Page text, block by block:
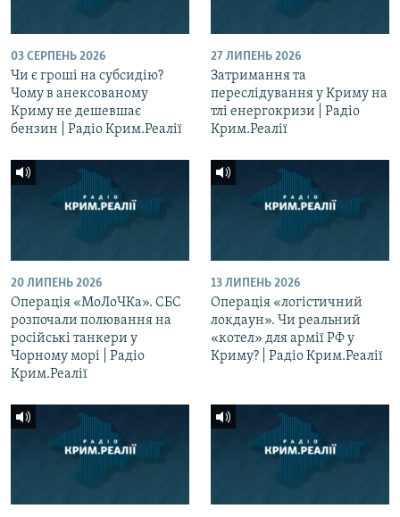
03 СЕРПЕНЬ 2026
Чи є гроші на субсидію?
Чому в анексованому
Криму не дешевшає
бензин | Радіо Крим.Реалії
27 ЛИПЕНЬ 2026
Затримання та
переслідування у Криму на
тлі енергокризи | Радіо
Крим.Реалії
20 ЛИПЕНЬ 2026
Операція «МоЛоЧКа». СБС
розпочали полювання на
російські танкери у
Чорному морі | Радіо
Крим.Реалії
13 ЛИПЕНЬ 2026
Операція «логістичний
локдаун». Чи реальний
«котел» для армії РФ у
Криму? | Радіо Крим.Реалії